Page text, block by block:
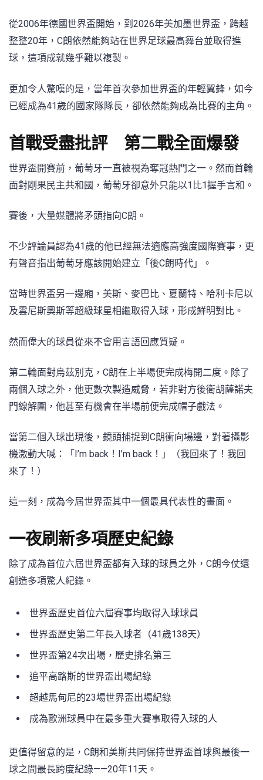
從2006年德國世界盃開始，到2026年美加墨世界盃，跨越
整整20年，C朗依然能夠站在世界足球最高舞台並取得進
球，這項成就幾乎難以複製。
更加令人驚嘆的是，當年首次參加世界盃的年輕翼鋒，如今
已經成為41歲的國家隊隊長，卻依然能夠成為比賽的主角。
首戰受盡批評 第二戰全面爆發
世界盃開賽前，葡萄牙一直被視為奪冠熱門之一。然而首輪
面對剛果民主共和國，葡萄牙卻意外只能以1比1握手言和。
賽後，大量媒體將矛頭指向C朗。
不少評論員認為41歲的他已經無法適應高強度國際賽事，更
有聲音指出葡萄牙應該開始建立「後C朗時代」。
當時世界盃另一邊廂，美斯、麥巴比、夏蘭特、哈利卡尼以
及雲尼斯奧斯等超級球星相繼取得入球，形成鮮明對比。
然而偉大的球員從來不會用言語回應質疑。
第二輪面對烏茲別克，C朗在上半場便完成梅開二度。除了
兩個入球之外，他更數次製造威脅，若非對方後衛胡薩諾夫
門線解圍，他甚至有機會在半場前便完成帽子戲法。
當第二個入球出現後，鏡頭捕捉到C朗衝向場邊，對著攝影
機激動大喊：「I’m back！I’m back！」（我回來了！我回
來了！）
這一刻，成為今屆世界盃其中一個最具代表性的畫面。
一夜刷新多項歷史紀錄
除了成為首位六屆世界盃都有入球的球員之外，C朗今仗還
創造多項驚人紀錄。
世界盃歷史首位六屆賽事均取得入球球員
世界盃歷史第二年長入球者（41歲138天）
世界盃第24次出場，歷史排名第三
追平高路斯的世界盃出場紀錄
超越馬甸尼的23場世界盃出場紀錄
成為歐洲球員中在最多重大賽事取得入球的人
更值得留意的是，C朗和美斯共同保持世界盃首球與最後一
球之間最長跨度紀錄——20年11天。